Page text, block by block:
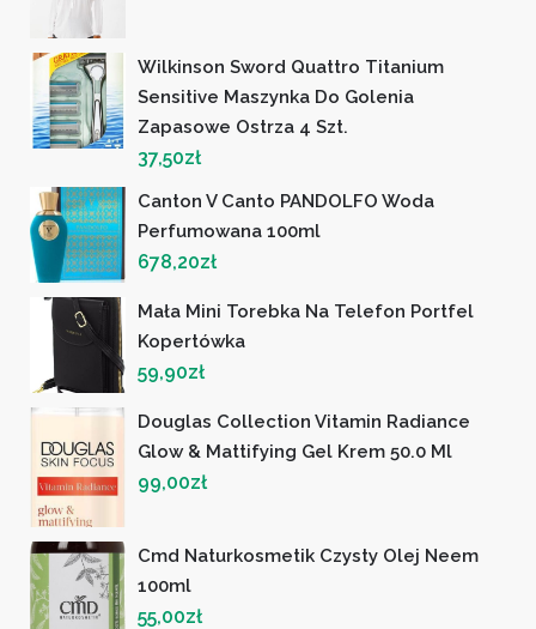
Wilkinson Sword Quattro Titanium
Sensitive Maszynka Do Golenia
Zapasowe Ostrza 4 Szt.
37,50zł
Canton V Canto PANDOLFO Woda
Perfumowana 100ml
678,20zł
Mała Mini Torebka Na Telefon Portfel
Kopertówka
59,90zł
Douglas Collection Vitamin Radiance
Glow & Mattifying Gel Krem 50.0 Ml
99,00zł
Cmd Naturkosmetik Czysty Olej Neem
100ml
55,00zł